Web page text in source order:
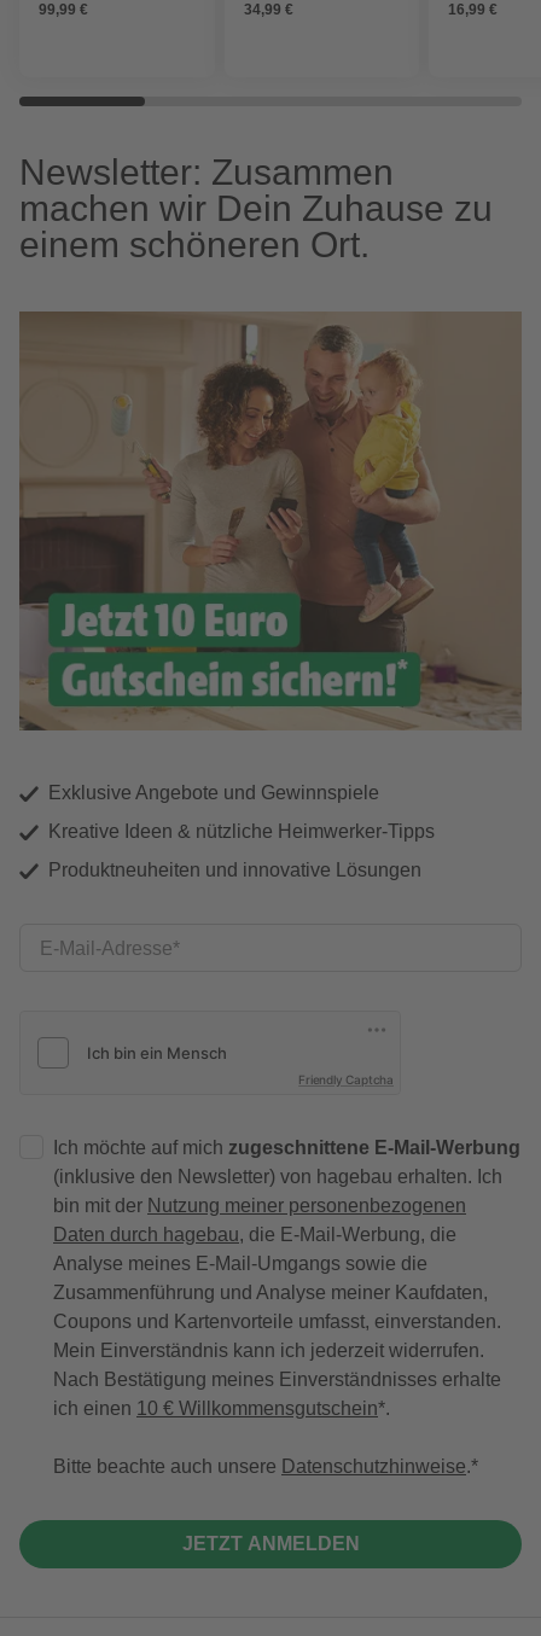
99,99 € 34,99 € 16,99 €
Newsletter: Zusammen
machen wir Dein Zuhause zu
einem schöneren Ort.
Exklusive Angebote und Gewinnspiele
Kreative Ideen & nützliche Heimwerker-Tipps
Produktneuheiten und innovative Lösungen
E-Mail-Adresse
Friendly Captcha
Ich möchte auf mich zugeschnittene E-Mail-Werbung
(inklusive den Newsletter) von hagebau erhalten. Ich
bin mit der Nutzung meiner personenbezogenen
Daten durch hagebau, die E-Mail-Werbung, die
Analyse meines E-Mail-Umgangs sowie die
Zusammenführung und Analyse meiner Kaufdaten,
Coupons und Kartenvorteile umfasst, einverstanden.
Mein Einverständnis kann ich jederzeit widerrufen.
Nach Bestätigung meines Einverständnisses erhalte
ich einen 10 € Willkommensgutschein*.
Bitte beachte auch unsere Datenschutzhinweise.
JETZT ANMELDEN